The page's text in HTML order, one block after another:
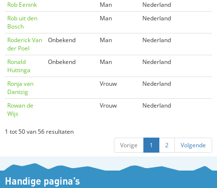
Rob Eenink Man
Nederland
Rob uit den
Bosch
Man Nederland
Roderick Van
der Poel
Onbekend Man Nederland
Ronald
Huttinga
Onbekend Man Nederland
Ronja van
Dantzig
Vrouw Nederland
Rowan de
Wijs
Vrouw Nederland
1 tot 50 van 56 resultaten
Vorige
1 2 Volgende
Handige pagina’s